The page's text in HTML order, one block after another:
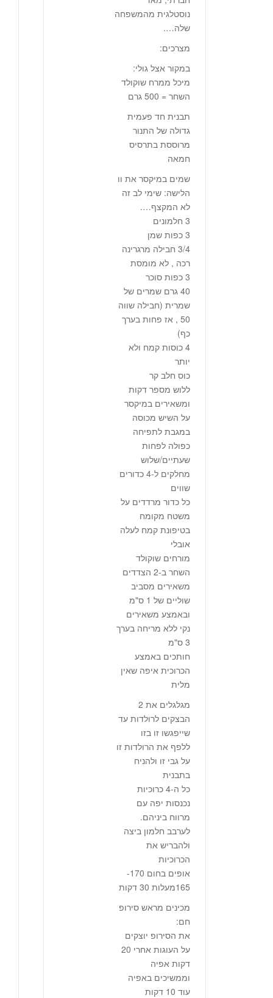
נוסטלגית מהמשפחה
שלה….
מצרכים:
במקור אצל גולי:
מיכל ממרח שוקולד
השחר = 500 גרם
תבנית חד פעמית
גדולה של התנור
מרוססת בתרסיס
חמאה
שמים במיקסר את וו
הלישה: שימי לב זה
לא המקצף….
3 חלמונים
3 כפות שמן
3/4 חבילה מרגרינה
רכה , לא מומסת
3 כפות סוכר
40 גרם שמרים של
שמרית (חבילה שווה
50 , אז פחות בערך
כף)
4 כוסות קמח ולא
יותר
כוס חלב קר
ללוש מספר דקות
ומשאירים במיקסר
על השיש מכוסה
במגבת לתפיחה
כפולה לפחות
שעתיים/שלוש
מחלקים ל-4 כדורים
שווים
כל כדור מרדדים על
משטח מקומח
בטיפונת קמח לעלה
אובלי
מורחים שוקולד
השחר ב-2 הצדדים
משאירים מסביב
שוליים של 1 ס"מ
ובאמצע משאירים
נקי ללא מריחה בערך
3 ס"מ
חותכים באמצע
הכרוכית איפה שאין
מלית
מגלגלים את 2
הבצקים לרולדות עד
שייפגשו זו בזו
ללפף את הרולדות זו
על גבי זו ולהניח
בתבנית
כל ה-4 כרוכיות
נכנסות יפה עם
מרווח ביניהם.
לערבב חלמון ביצה
ולהבריש את
הכרוכיות
אופים בחום 170-
165מעלות 30 דקות
מכינים מראש סירופ
חם:
את הסירופ יוצקים
על העוגות אחרי 20
דקות אפיה
וממשיכים באפיה
עוד 10 דקות